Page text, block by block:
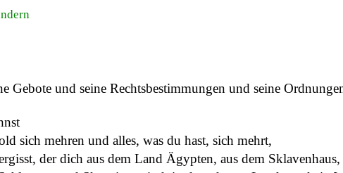
und seine Rechtsbestimmungen und seine
sich mehren und alles, was du hast, sich mehrt,
der dich aus dem Land Ägypten, aus dem Sklavenhaus,